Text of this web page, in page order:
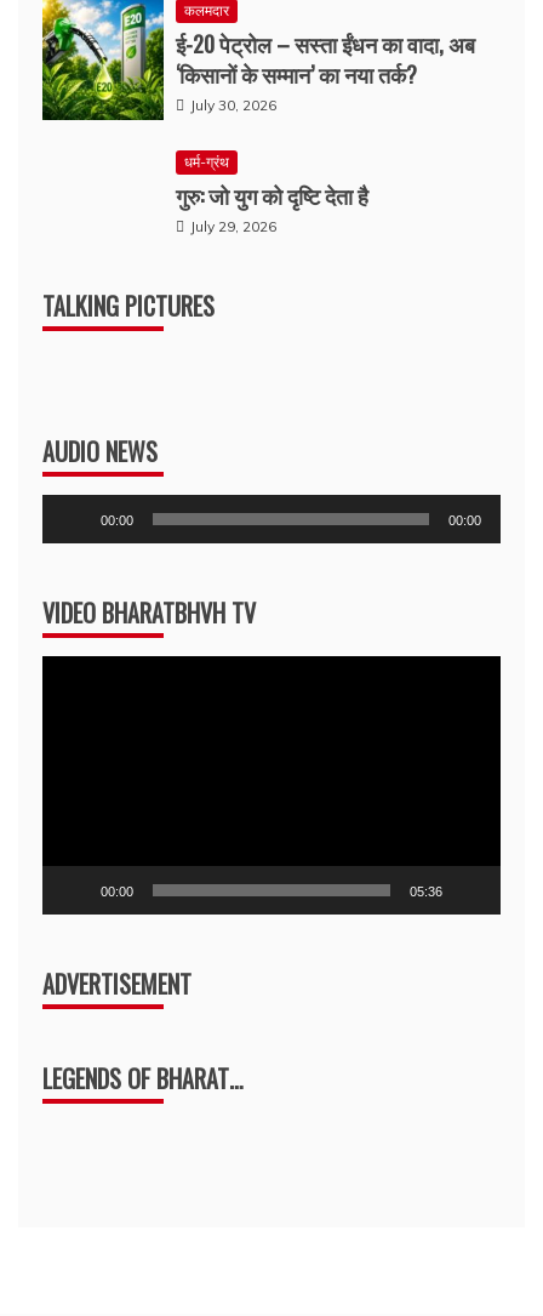
कलमदार
ई-20 पेट्रोल – सस्ता ईंधन का वादा, अब
‘किसानों के सम्मान’ का नया तर्क?
July 30, 2026
धर्म-ग्रंथ
गुरु: जो युग को दृष्टि देता है
July 29, 2026
TALKING PICTURES
AUDIO NEWS
Player
00:00 00:00
VIDEO BHARATBHVH TV
00:00 05:36
ADVERTISEMENT
LEGENDS OF BHARAT…